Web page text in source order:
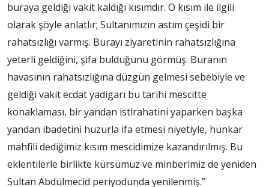
buraya geldiği vakit kaldığı kısımdır. O kısım ile ilgili
olarak şöyle anlatlır; Sultanımızın astım çeşidi bir
rahatsızlığı varmış. Burayı ziyaretinin rahatsızlığına
yeterli geldiğini, şifa bulduğunu görmüş. Buranın
havasının rahatsızlığına düzgün gelmesi sebebiyle ve
geldiği vakit ecdat yadigarı bu tarihi mescitte
konaklaması, bir yandan istirahatini yaparken başka
yandan ibadetini huzurla ifa etmesi niyetiyle, hünkar
mahfili dediğimiz kısım mescidimize kazandırılmış. Bu
eklentilerle birlikte kürsümüz ve minberimiz de yeniden
Sultan Abdülmecid periyodunda yenilenmiş.”